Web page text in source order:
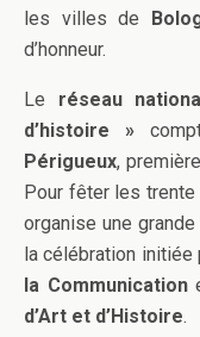
les villes de
d’honneur.
Le réseau
d’histoire »
Périgueux,
Pour fêter les
organise une grande
la célébration initiée
la Communication
d’Art et d’Histoire.